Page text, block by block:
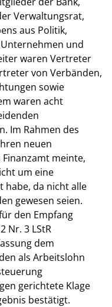
Verwaltungsrat,
aus Politik,
und
waren Vertreter
von Verbänden,
sowie
waren acht
Im Rahmen des
neuen
meinte,
um eine
habe, da nicht alle
gewesen seien.
den Empfang
Nr. 3 LStR
dem
als Arbeitslohn
gerichtete Klage
bestätigt.